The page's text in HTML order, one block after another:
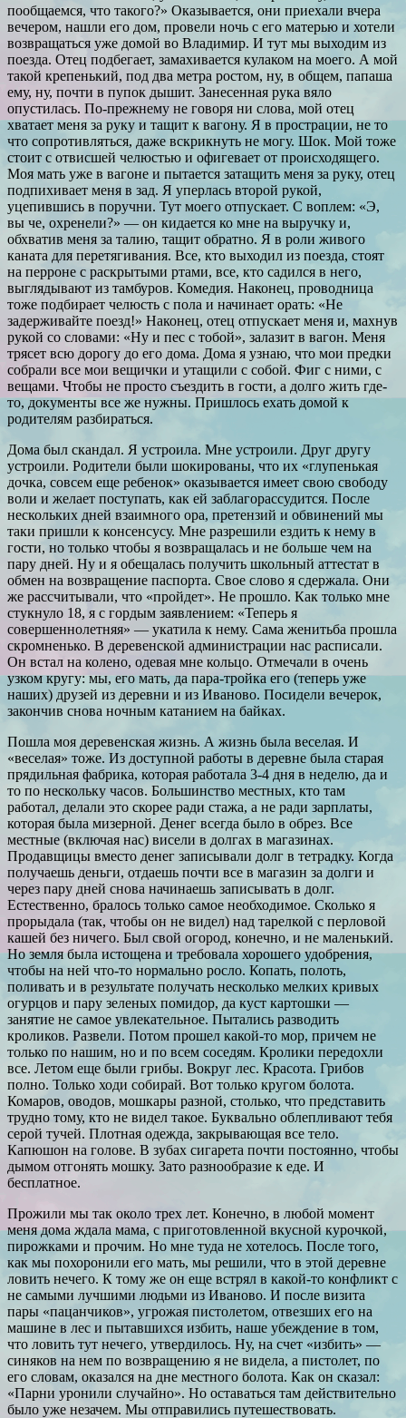
пообщаемся, что такого?» Оказывается, они приехали вчера
вечером, нашли его дом, провели ночь с его матерью и хотели
возвращаться уже домой во Владимир. И тут мы выходим из
поезда. Отец подбегает, замахивается кулаком на моего. А мой
такой крепенький, под два метра ростом, ну, в общем, папаша
ему, ну, почти в пупок дышит. Занесенная рука вяло
опустилась. По-прежнему не говоря ни слова, мой отец
хватает меня за руку и тащит к вагону. Я в прострации, не то
что сопротивляться, даже вскрикнуть не могу. Шок. Мой тоже
стоит с отвисшей челюстью и офигевает от происходящего.
Моя мать уже в вагоне и пытается затащить меня за руку, отец
подпихивает меня в зад. Я уперлась второй рукой,
уцепившись в поручни. Тут моего отпускает. С воплем: «Э,
вы че, охренели?» — он кидается ко мне на выручку и,
обхватив меня за талию, тащит обратно. Я в роли живого
каната для перетягивания. Все, кто выходил из поезда, стоят
на перроне с раскрытыми ртами, все, кто садился в него,
выглядывают из тамбуров. Комедия. Наконец, проводница
тоже подбирает челюсть с пола и начинает орать: «Не
задерживайте поезд!» Наконец, отец отпускает меня и, махнув
рукой со словами: «Ну и пес с тобой», залазит в вагон. Меня
трясет всю дорогу до его дома. Дома я узнаю, что мои предки
собрали все мои вещички и утащили с собой. Фиг с ними, с
вещами. Чтобы не просто съездить в гости, а долго жить где-
то, документы все же нужны. Пришлось ехать домой к
родителям разбираться.
Дома был скандал. Я устроила. Мне устроили. Друг другу
устроили. Родители были шокированы, что их «глупенькая
дочка, совсем еще ребенок» оказывается имеет свою свободу
воли и желает поступать, как ей заблагорассудится. После
нескольких дней взаимного ора, претензий и обвинений мы
таки пришли к консенсусу. Мне разрешили ездить к нему в
гости, но только чтобы я возвращалась и не больше чем на
пару дней. Ну и я обещалась получить школьный аттестат в
обмен на возвращение паспорта. Свое слово я сдержала. Они
же рассчитывали, что «пройдет». Не прошло. Как только мне
стукнуло 18, я с гордым заявлением: «Теперь я
совершеннолетняя» — укатила к нему. Сама женитьба прошла
скромненько. В деревенской администрации нас расписали.
Он встал на колено, одевая мне кольцо. Отмечали в очень
узком кругу: мы, его мать, да пара-тройка его (теперь уже
наших) друзей из деревни и из Иваново. Посидели вечерок,
закончив снова ночным катанием на байках.
Пошла моя деревенская жизнь. А жизнь была веселая. И
«веселая» тоже. Из доступной работы в деревне была старая
прядильная фабрика, которая работала 3-4 дня в неделю, да и
то по нескольку часов. Большинство местных, кто там
работал, делали это скорее ради стажа, а не ради зарплаты,
которая была мизерной. Денег всегда было в обрез. Все
местные (включая нас) висели в долгах в магазинах.
Продавщицы вместо денег записывали долг в тетрадку. Когда
получаешь деньги, отдаешь почти все в магазин за долги и
через пару дней снова начинаешь записывать в долг.
Естественно, бралось только самое необходимое. Сколько я
прорыдала (так, чтобы он не видел) над тарелкой с перловой
кашей без ничего. Был свой огород, конечно, и не маленький.
Но земля была истощена и требовала хорошего удобрения,
чтобы на ней что-то нормально росло. Копать, полоть,
поливать и в результате получать несколько мелких кривых
огурцов и пару зеленых помидор, да куст картошки —
занятие не самое увлекательное. Пытались разводить
кроликов. Развели. Потом прошел какой-то мор, причем не
только по нашим, но и по всем соседям. Кролики передохли
все. Летом еще были грибы. Вокруг лес. Красота. Грибов
полно. Только ходи собирай. Вот только кругом болота.
Комаров, оводов, мошкары разной, столько, что представить
трудно тому, кто не видел такое. Буквально облепливают тебя
серой тучей. Плотная одежда, закрывающая все тело.
Капюшон на голове. В зубах сигарета почти постоянно, чтобы
дымом отгонять мошку. Зато разнообразие к еде. И
бесплатное.
Прожили мы так около трех лет. Конечно, в любой момент
меня дома ждала мама, с приготовленной вкусной курочкой,
пирожками и прочим. Но мне туда не хотелось. После того,
как мы похоронили его мать, мы решили, что в этой деревне
ловить нечего. К тому же он еще встрял в какой-то конфликт с
не самыми лучшими людьми из Иваново. И после визита
пары «пацанчиков», угрожая пистолетом, отвезших его на
машине в лес и пытавшихся избить, наше убеждение в том,
что ловить тут нечего, утвердилось. Ну, на счет «избить» —
синяков на нем по возвращению я не видела, а пистолет, по
его словам, оказался на дне местного болота. Как он сказал:
«Парни уронили случайно». Но оставаться там действительно
было уже незачем. Мы отправились путешествовать.